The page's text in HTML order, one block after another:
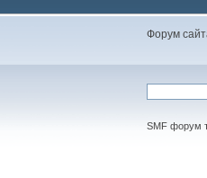
Форум
SMF форум